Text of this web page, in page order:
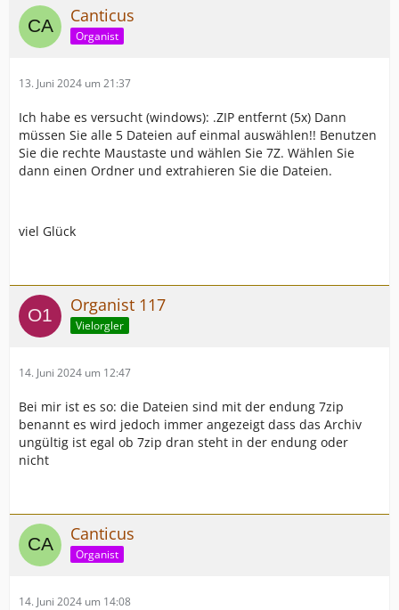
Canticus
Organist
13. Juni 2024 um 21:37
Ich habe es versucht (windows): .ZIP entfernt (5x) Dann
müssen Sie alle 5 Dateien auf einmal auswählen!! Benutzen
Sie die rechte Maustaste und wählen Sie 7Z. Wählen Sie
dann einen Ordner und extrahieren Sie die Dateien.
viel Glück
Organist 117
Vielorgler
14. Juni 2024 um 12:47
Bei mir ist es so: die Dateien sind mit der endung 7zip
benannt es wird jedoch immer angezeigt dass das Archiv
ungültig ist egal ob 7zip dran steht in der endung oder
nicht
Canticus
Organist
14. Juni 2024 um 14:08